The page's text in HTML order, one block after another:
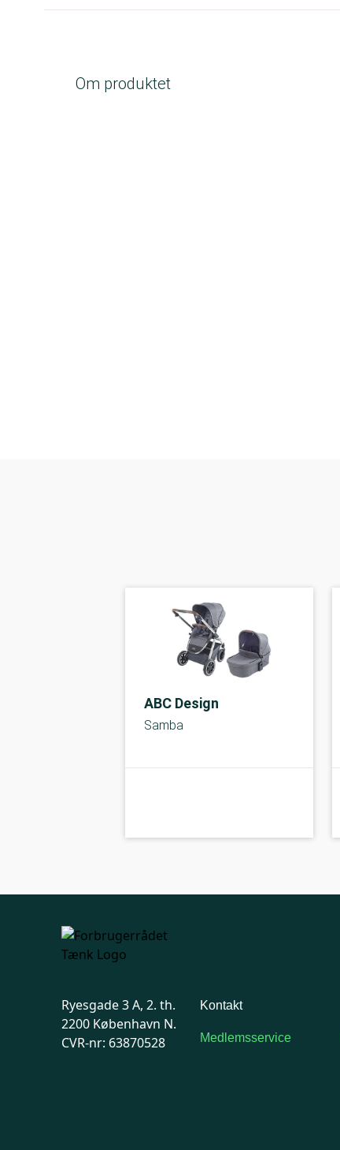
Om produktet
ABC Design
Samba
Ryesgade 3 A, 2. th.
2200 København N.
CVR-nr: 63870528
Kontakt
Medlemsservice